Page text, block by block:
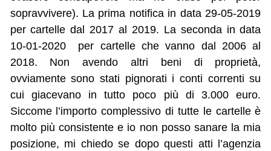
sopravvivere). La prima notifica in data 29-05-2019
per cartelle dal 2017 al 2019. La seconda in data
10-01-2020 per cartelle che vanno dal 2006 al
2018. Non avendo altri beni di proprietà,
ovviamente sono stati pignorati i conti correnti su
cui giacevano in tutto poco più di 3.000 euro.
Siccome l’importo complessivo di tutte le cartelle è
molto più consistente e io non posso sanare la mia
posizione, mi chiedo se dopo questi atti l’agenzia